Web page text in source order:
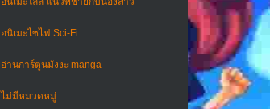
อนิเมะไซไฟ Sci-Fi
อ่านการ์ตูนมังงะ manga
ไม่มีหมวดหมู่